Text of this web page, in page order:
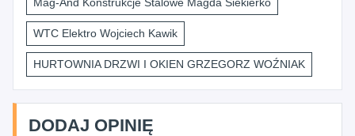
WTC Elektro Wojciech Kawik
HURTOWNIA DRZWI I OKIEN GRZEGORZ WOŹNIAK
DODAJ OPINIĘ